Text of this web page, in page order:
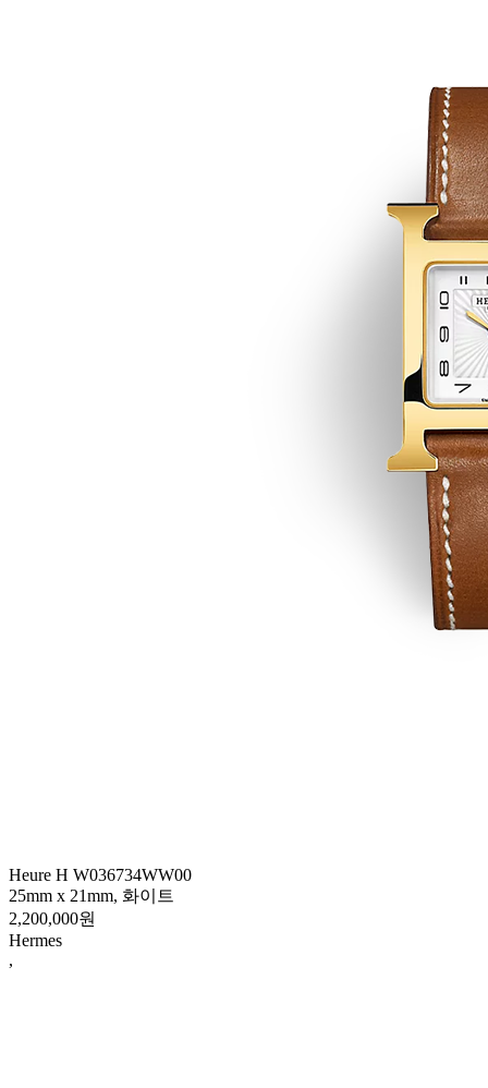
Heure H W036734WW00
25mm x 21mm, 화이트
2,200,000원
Hermes
,